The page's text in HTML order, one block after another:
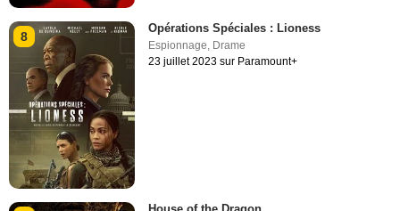
8
Opérations Spéciales : Lioness
Espionnage Drame
23 juillet 2023 sur Paramount+